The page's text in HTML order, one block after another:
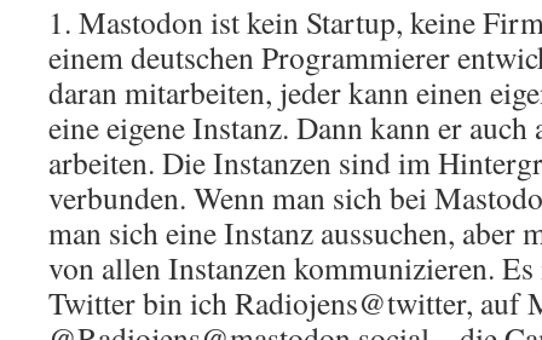
1. Mastodon ist kein Startup, keine
einem deutschen Programmierer
daran mitarbeiten, jeder kann einen
eine eigene Instanz. Dann kann er auch
arbeiten. Die Instanzen sind im
verbunden. Wenn man sich bei
man sich eine Instanz aussuchen, aber
von allen Instanzen kommunizieren.
Twitter bin ich Radiojens@twitter, auf